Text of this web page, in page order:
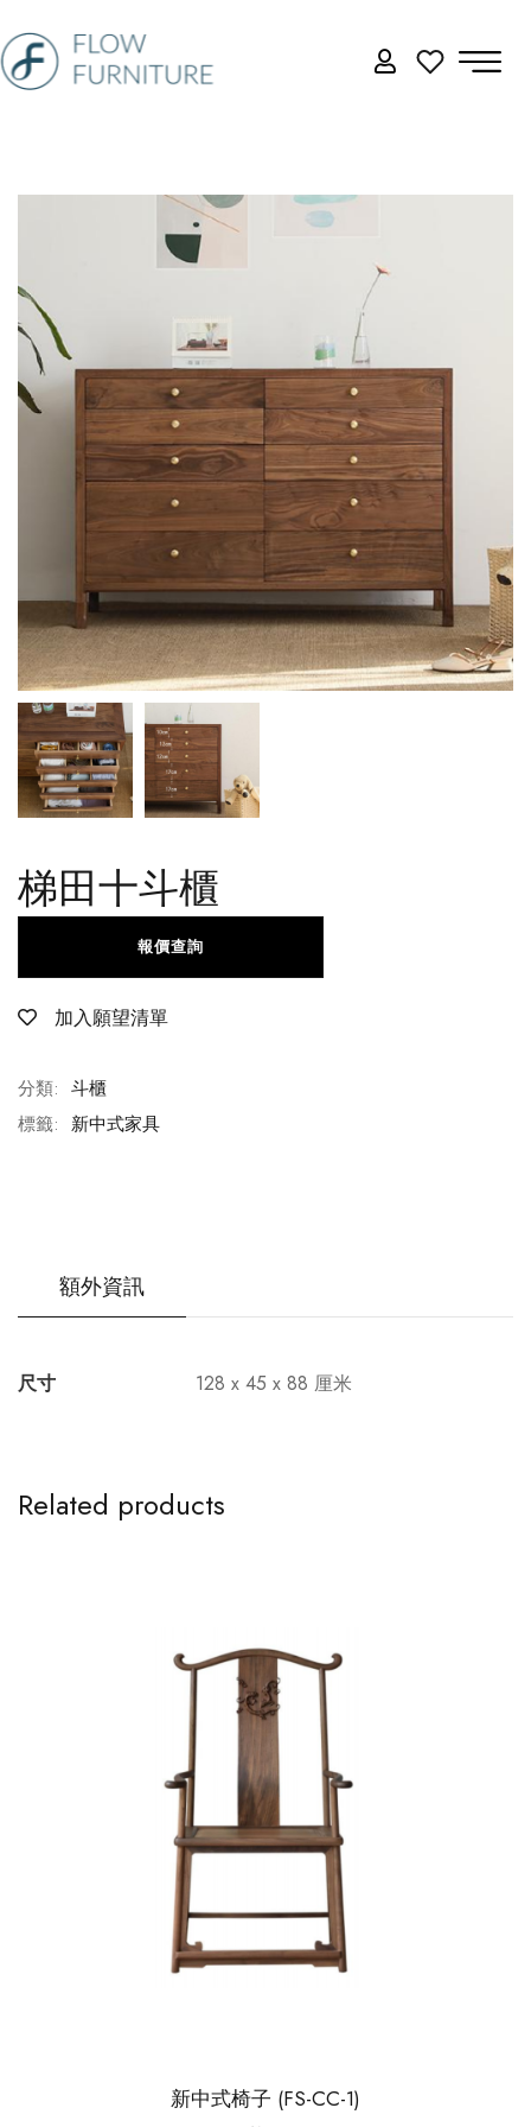
梯田十斗櫃
加入願望清單
報價查詢
分類: 斗櫃
標籤: 新中式家具
額外資訊
尺寸 128 x 45 x 88 厘米
Related products
新中式椅子 (FS-CC-1)